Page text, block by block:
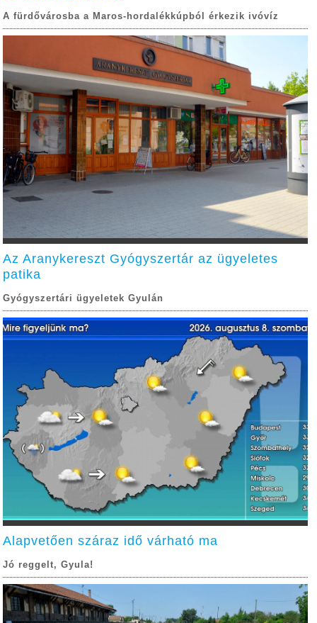
A fürdővárosba a Maros-hordalékkúpból érkezik ivóvíz
Az Aranykereszt Gyógyszertár az ügyeletes
patika
Gyógyszertári ügyeletek Gyulán
Alapvetően száraz idő várható ma
Jó reggelt, Gyula!